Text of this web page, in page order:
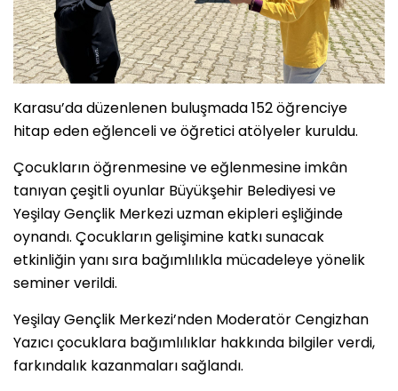
Karasu’da düzenlenen buluşmada 152 öğrenciye
hitap eden eğlenceli ve öğretici atölyeler kuruldu.
Çocukların öğrenmesine ve eğlenmesine imkân
tanıyan çeşitli oyunlar Büyükşehir Belediyesi ve
Yeşilay Gençlik Merkezi uzman ekipleri eşliğinde
oynandı. Çocukların gelişimine katkı sunacak
etkinliğin yanı sıra bağımlılıkla mücadeleye yönelik
seminer verildi.
Yeşilay Gençlik Merkezi’nden Moderatör Cengizhan
Yazıcı çocuklara bağımlılıklar hakkında bilgiler verdi,
farkındalık kazanmaları sağlandı.